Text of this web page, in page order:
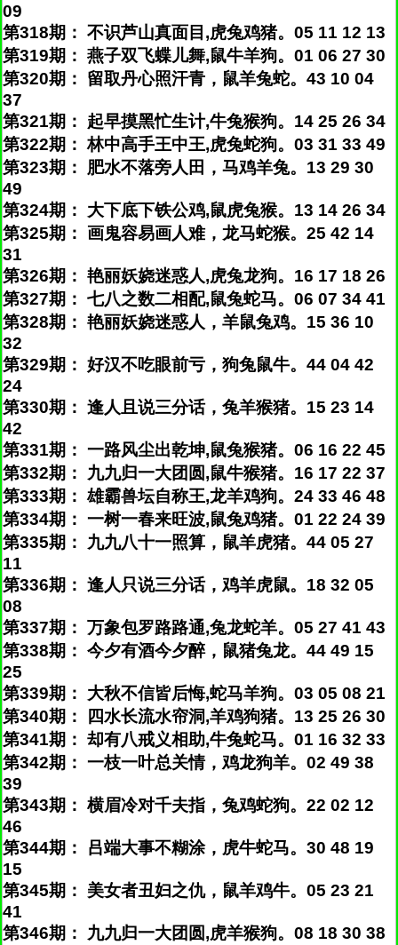
09
第318期： 不识芦山真面目,虎兔鸡猪。05 11 12 13
第319期： 燕子双飞蝶儿舞,鼠牛羊狗。01 06 27 30
第320期： 留取丹心照汗青，鼠羊兔蛇。43 10 04
37
第321期： 起早摸黑忙生计,牛兔猴狗。14 25 26 34
第322期： 林中高手王中王,虎兔蛇狗。03 31 33 49
第323期： 肥水不落旁人田，马鸡羊兔。13 29 30
49
第324期： 大下底下铁公鸡,鼠虎兔猴。13 14 26 34
第325期： 画鬼容易画人难，龙马蛇猴。25 42 14
31
第326期： 艳丽妖娆迷惑人,虎兔龙狗。16 17 18 26
第327期： 七八之数二相配,鼠兔蛇马。06 07 34 41
第328期： 艳丽妖娆迷惑人，羊鼠兔鸡。15 36 10
32
第329期： 好汉不吃眼前亏，狗兔鼠牛。44 04 42
24
第330期： 逢人且说三分话，兔羊猴猪。15 23 14
42
第331期： 一路风尘出乾坤,鼠兔猴猪。06 16 22 45
第332期： 九九归一大团圆,鼠牛猴猪。16 17 22 37
第333期： 雄霸兽坛自称王,龙羊鸡狗。24 33 46 48
第334期： 一树一春来旺波,鼠兔鸡猪。01 22 24 39
第335期： 九九八十一照算，鼠羊虎猪。44 05 27
11
第336期： 逢人只说三分话，鸡羊虎鼠。18 32 05
08
第337期： 万象包罗路路通,兔龙蛇羊。05 27 41 43
第338期： 今夕有酒今夕醉，鼠猪兔龙。44 49 15
25
第339期： 大秋不信皆后悔,蛇马羊狗。03 05 08 21
第340期： 四水长流水帘洞,羊鸡狗猪。13 25 26 30
第341期： 却有八戒义相助,牛兔蛇马。01 16 32 33
第342期： 一枝一叶总关情，鸡龙狗羊。02 49 38
39
第343期： 横眉冷对千夫指，兔鸡蛇狗。22 02 12
46
第344期： 吕端大事不糊涂，虎牛蛇马。30 48 19
15
第345期： 美女者丑妇之仇，鼠羊鸡牛。05 23 21
41
第346期： 九九归一大团圆,虎羊猴狗。08 18 30 38